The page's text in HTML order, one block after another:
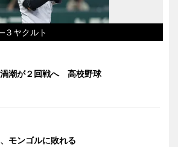
３ヤクルト
潮が２回戦へ 高校野球
モンゴルに敗れる